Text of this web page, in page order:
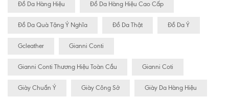
Đồ Da Hàng Hiệu Đồ Da Hàng Hiệu Cao Cấp
Đồ Da Quà Tặng Ý Nghĩa Đồ Da Thật Đồ Da Ý
Gcleather Gianni Conti
Gianni Conti Thương Hiệu Toàn Cầu Gianni Coti
Giày Chuẩn Ý Giày Công Sở Giày Da Hàng Hiệu